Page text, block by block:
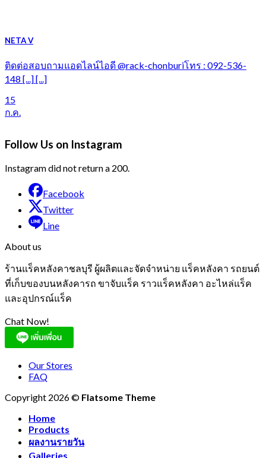
NETA V
ติดต่อสอบถามแอดไลน์ไอดี @rack-chonburiโทร : 092-536-
148 [...] [...]
15
ก.ค.
Follow Us on Instagram
Instagram did not return a 200.
Facebook
Twitter
Line
About us
ร้านแร็คหลังคาชลบุรี ผู้ผลิตและจัดจำหน่าย แร็คหลังคา รถยนต์
ที่เก็บของบนหลังคารถ ขาจับแร็ค ราวแร็คหลังคา อะไหล่แร็ค
และอุปกรณ์แร็ค
Chat Now!
Our Stores
FAQ
Copyright 2026 © Flatsome Theme
Home
Products
ผลงานรายวัน
Galleries